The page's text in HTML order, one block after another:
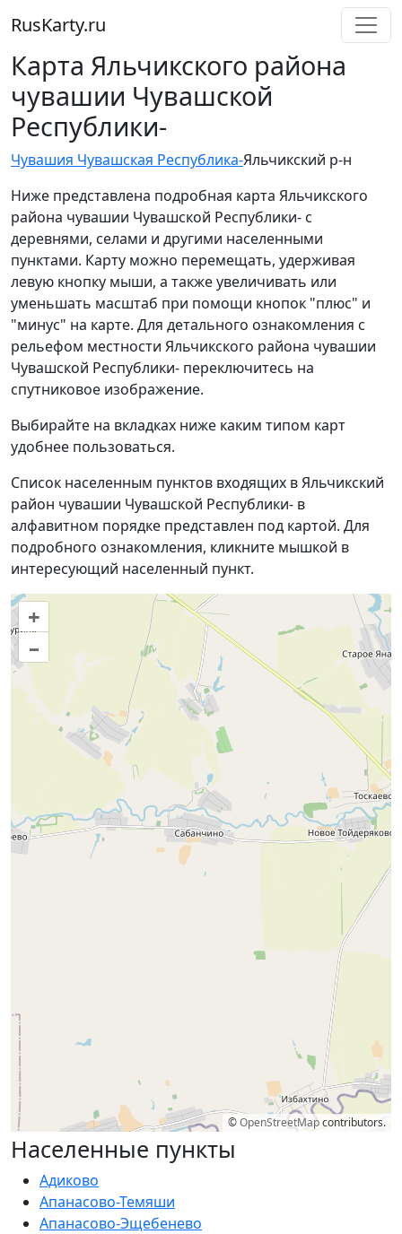
RusKarty.ru
Карта Яльчикского района
чувашии Чувашской
Республики-
Чувашия Чувашская Республика-Яльчикский р-н
Ниже представлена подробная карта Яльчикского
района чувашии Чувашской Республики- с
деревнями, селами и другими населенными
пунктами. Карту можно перемещать, удерживая
левую кнопку мыши, а также увеличивать или
уменьшать масштаб при помощи кнопок "плюс" и
"минус" на карте. Для детального ознакомления с
рельефом местности Яльчикского района чувашии
Чувашской Республики- переключитесь на
спутниковое изображение.
Выбирайте на вкладках ниже каким типом карт
удобнее пользоваться.
Список населенным пунктов входящих в Яльчикский
район чувашии Чувашской Республики- в
алфавитном порядке представлен под картой. Для
подробного ознакомления, кликните мышкой в
интересующий населенный пункт.
+
–
©OpenStreetMapcontributors.
Населенные пункты
Адиково
Апанасово-Темяши
Апанасово-Эщебенево